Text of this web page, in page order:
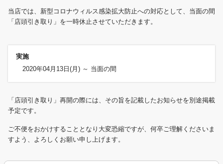
当店では、新型コロナウィルス感染拡大防止への対応として、当面の間
「店頭引き取り」を一時休止させていただきます。
実施
2020年04月13日(月) ～ 当面の間
「店頭引き取り」再開の際には、その旨を記載したお知らせを別途掲載
予定です。
ご不便をおかけすることとなり大変恐縮ですが、何卒ご理解くださいま
すよう、よろしくお願い申し上げます。